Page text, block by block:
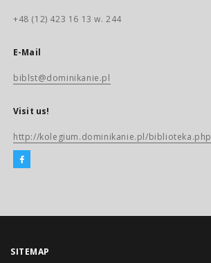
+48 (12) 423 16 13 w. 244
E-Mail
biblst@dominikanie.pl
Visit us!
http://kolegium.dominikanie.pl/biblioteka.php
SITEMAP